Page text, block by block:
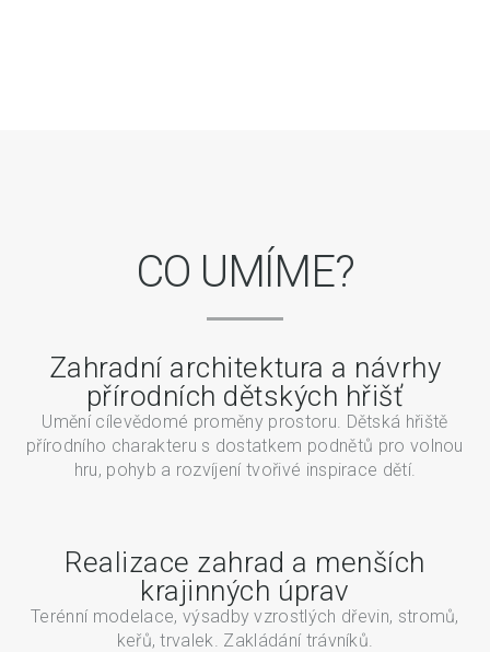
CO UMÍME?
Zahradní architektura a návrhy
přírodních dětských hřišť
Umění cílevědomé proměny prostoru. Dětská hřiště
přírodního charakteru s dostatkem podnětů pro volnou
hru, pohyb a rozvíjení tvořivé inspirace dětí.
Realizace zahrad a menších
krajinných úprav
Terénní modelace, výsadby vzrostlých dřevin, stromů,
keřů, trvalek. Zakládání trávníků.